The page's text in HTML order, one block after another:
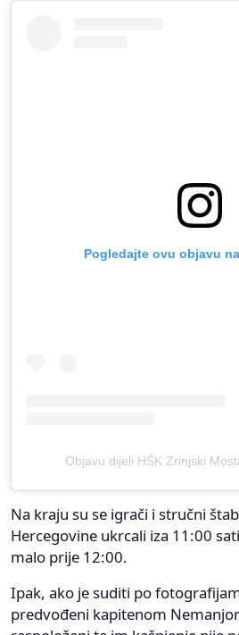
Pogledajte ovu objavu
Objavu dijeli HŠK Zrinjski
Na kraju su se igrači i stručni
Hercegovine ukrcali iza 11:00
malo prije 12:00.
Ipak, ako je suditi po
predvođeni kapitenom